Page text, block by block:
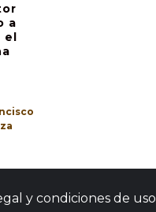
a
el
y condiciones de uso